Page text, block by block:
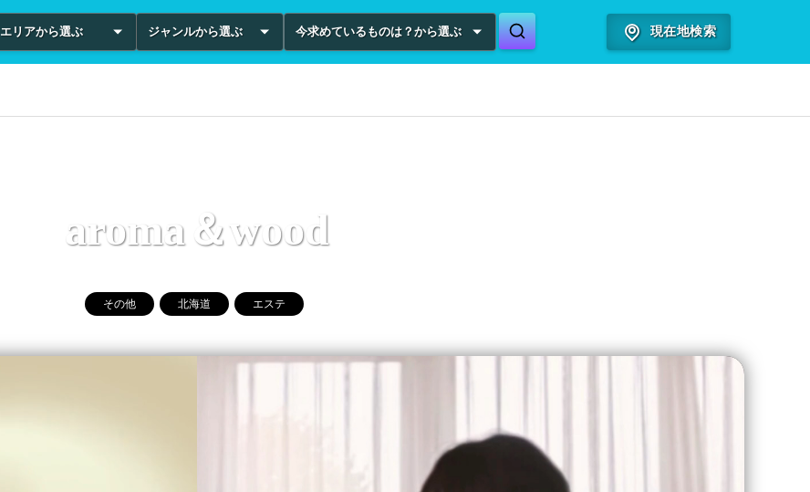
エリアから選ぶ ジャンルから選ぶ 今求めているものは？から選ぶ 現在地検索
aroma＆wood
その他 北海道 エステ